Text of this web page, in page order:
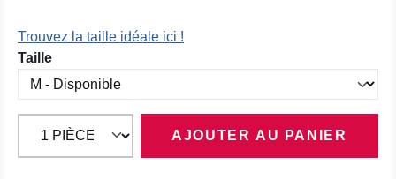
Trouvez la taille idéale ici !
Sélectionnez
Taille
AJOUTER AU PANIER